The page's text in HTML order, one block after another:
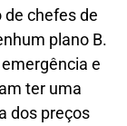
de chefes de
plano B.
e
ter uma
dos preços